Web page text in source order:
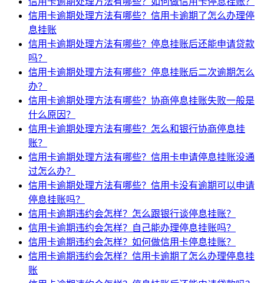
信用卡逾期处理方法有哪些？信用卡逾期了怎么办理停
息挂账
信用卡逾期处理方法有哪些？停息挂账后还能申请贷款
吗？
信用卡逾期处理方法有哪些？停息挂账后二次逾期怎么
办？
信用卡逾期处理方法有哪些？协商停息挂账失败一般是
什么原因？
信用卡逾期处理方法有哪些？怎么和银行协商停息挂
账？
信用卡逾期处理方法有哪些？信用卡申请停息挂账没通
过怎么办？
信用卡逾期处理方法有哪些？信用卡没有逾期可以申请
停息挂账吗？
信用卡逾期违约会怎样？怎么跟银行谈停息挂账？
信用卡逾期违约会怎样？自己能办理停息挂账吗？
信用卡逾期违约会怎样？如何做信用卡停息挂账？
信用卡逾期违约会怎样？信用卡逾期了怎么办理停息挂
账